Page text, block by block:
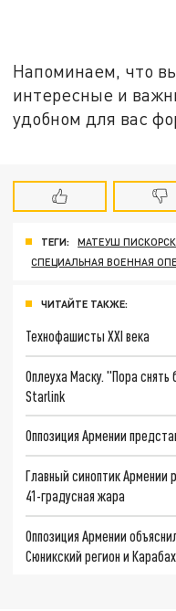
Напоминаем, что
интересные и
удобном для вас
ТЕГИ: МАТЕУШ
СПЕЦИАЛЬНАЯ ВОЕННАЯ
ЧИТАЙТЕ ТАКЖЕ:
Технофашисты XXI века
Оплеуха Маску. "Пора
Starlink
Оппозиция Армении
Главный синоптик Армении
41-градусная жара
Оппозиция Армении
Сюникский регион и Карабах